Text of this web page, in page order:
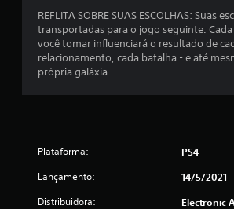
REFLITA SOBRE SUAS ESCOLHAS: Suas
transportadas para o jogo seguinte.
você tomar influenciará o resultado de
relacionamento, cada batalha - e até
própria galáxia.
Plataforma: PS4
Lançamento: 14/5/2021
Distribuidora: Electronic